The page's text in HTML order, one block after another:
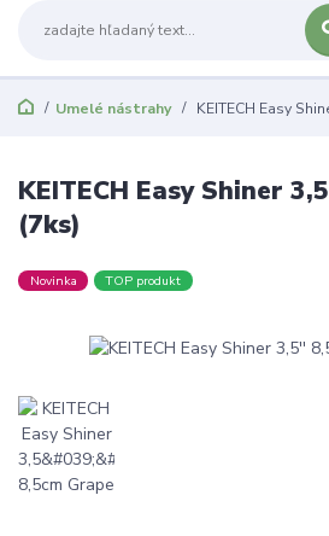
Umelé nástrahy KEITECH Easy
KEITECH Easy Shiner
(7ks)
Novinka TOP produkt